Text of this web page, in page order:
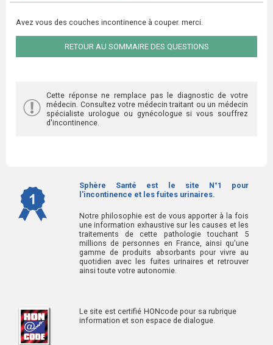
Avez vous des couches incontinence à couper. merci.
RETOUR AU SOMMAIRE DES QUESTIONS
Cette réponse ne remplace pas le diagnostic de votre
médecin. Consultez votre médecin traitant ou un médecin
spécialiste urologue ou gynécologue si vous souffrez
d'incontinence.
Sphère Santé est le site N°1 pour
l'incontinence et les fuites urinaires.
Notre philosophie est de vous apporter à la fois
une information exhaustive sur les causes et les
traitements de cette pathologie touchant 5
millions de personnes en France, ainsi qu'une
gamme de produits absorbants pour vivre au
quotidien avec les fuites urinaires et retrouver
ainsi toute votre autonomie.
Le site est certifié HONcode pour sa rubrique
information et son espace de dialogue.